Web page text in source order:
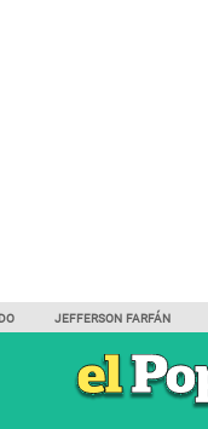
JEFFERSON FARFÁN